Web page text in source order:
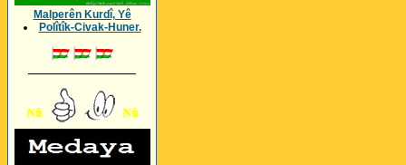
Malperên Kurdî, Yê
Polîtîk-Civak-Huner.